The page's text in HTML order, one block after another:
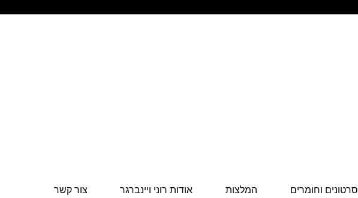
סרטונים וחומרים המלצות אודות רוני ויינברגר צור קשר